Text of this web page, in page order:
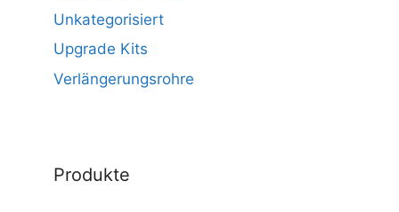
Unkategorisiert
Upgrade Kits
Verlängerungsrohre
Produkte